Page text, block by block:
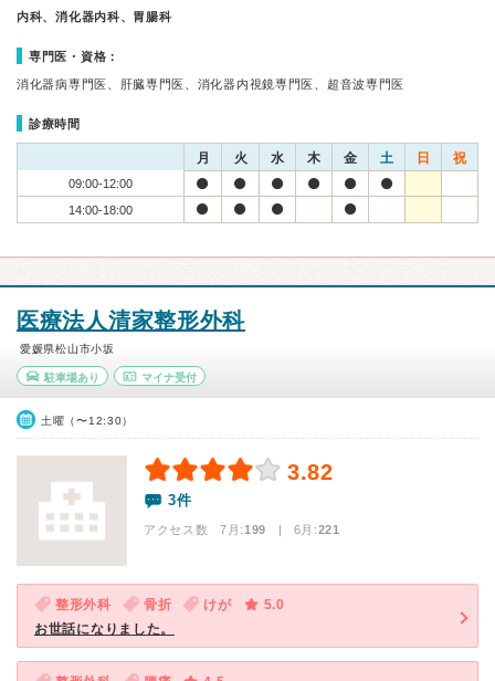
内科、消化器内科、胃腸科
専門医・資格：
消化器病専門医、肝臓専門医、消化器内視鏡専門医、超音波専門医
診療時間
月 火 水 木 金 土 日 祝
09:00-12:00
14:00-18:00
医療法人清家整形外科
愛媛県松山市小坂
駐車場あり マイナ受付
土曜（〜12:30）
3.82
3件
アクセス数 7月:199 | 6月:221
整形外科 骨折 けが
5.0
お世話になりました。